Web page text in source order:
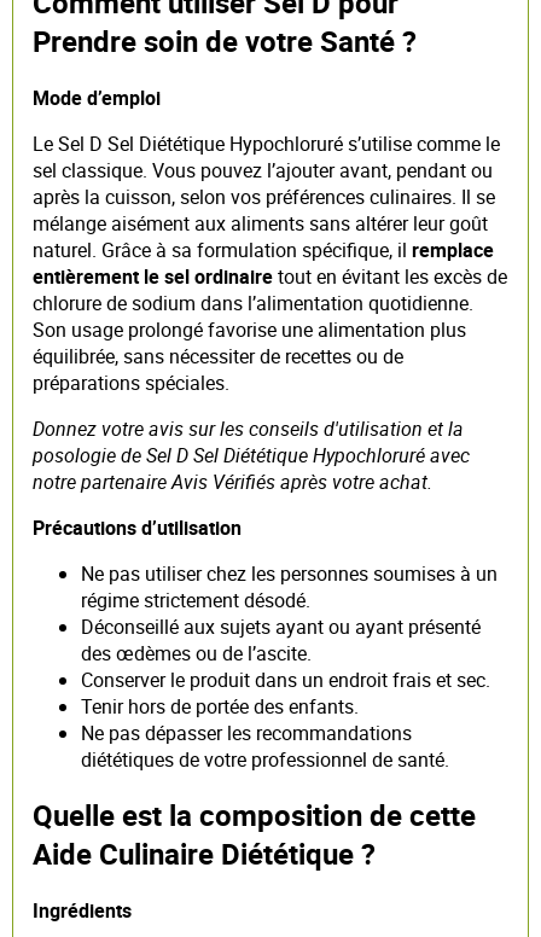
Prendre soin de votre Santé ?
Mode d’emploi
Le Sel D Sel Diététique Hypochloruré s’utilise comme le
sel classique. Vous pouvez l’ajouter avant, pendant ou
après la cuisson, selon vos préférences culinaires. Il se
mélange aisément aux aliments sans altérer leur goût
naturel. Grâce à sa formulation spécifique, il remplace
entièrement le sel ordinairetout en évitant les excès de
chlorure de sodium dans l’alimentation quotidienne.
Son usage prolongé favorise une alimentation plus
équilibrée, sans nécessiter de recettes ou de
préparations spéciales.
Donnez votre avis sur les conseils d'utilisation et la
posologie de Sel D Sel Diététique Hypochloruré avec
notre partenaire Avis Vérifiés après votre achat.
Précautions d’utilisation
Ne pas utiliser chez les personnes soumises à un
régime strictement désodé.
Déconseillé aux sujets ayant ou ayant présenté
des œdèmes ou de l’ascite.
Conserver le produit dans un endroit frais et sec.
Tenir hors de portée des enfants.
Ne pas dépasser les recommandations
diététiques de votre professionnel de santé.
Quelle est la composition de cette
Aide Culinaire Diététique ?
Ingrédients